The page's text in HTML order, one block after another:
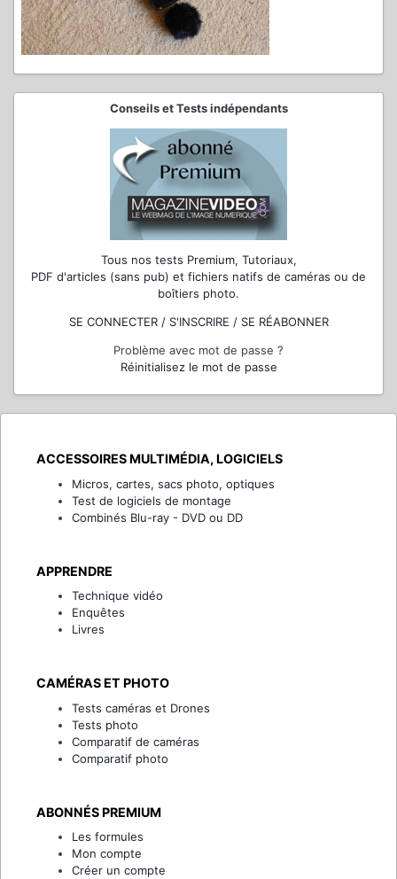
Conseils et Tests indépendants
Tous nos tests Premium, Tutoriaux,
PDF d'articles (sans pub) et fichiers natifs de caméras ou de
boîtiers photo.
SE CONNECTER / S'INSCRIRE / SE RÉABONNER
Problème avec mot de passe ?
Réinitialisez le mot de passe
ACCESSOIRES MULTIMÉDIA, LOGICIELS
Micros, cartes, sacs photo, optiques
Test de logiciels de montage
Combinés Blu-ray - DVD ou DD
APPRENDRE
Technique vidéo
Enquêtes
Livres
CAMÉRAS ET PHOTO
Tests caméras et Drones
Tests photo
Comparatif de caméras
Comparatif photo
ABONNÉS PREMIUM
Les formules
Mon compte
Créer un compte